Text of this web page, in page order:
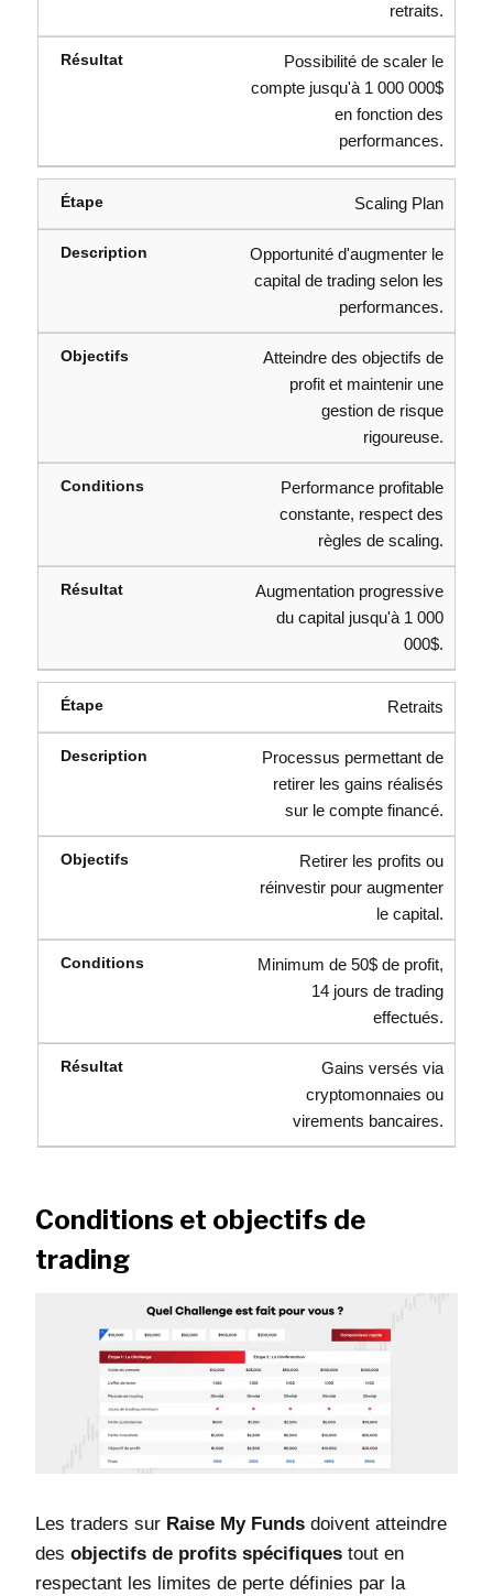
retraits.
Possibilité de scaler le
compte jusqu'à 1 000 000$
en fonction des
performances.
Scaling Plan
Opportunité d'augmenter le
capital de trading selon les
performances.
Atteindre des objectifs de
profit et maintenir une
gestion de risque
rigoureuse.
Performance profitable
constante, respect des
règles de scaling.
Augmentation progressive
du capital jusqu'à 1 000
000$.
Retraits
Processus permettant de
retirer les gains réalisés
sur le compte financé.
Retirer les profits ou
réinvestir pour augmenter
le capital.
Minimum de 50$ de profit,
14 jours de trading
effectués.
Gains versés via
cryptomonnaies ou
virements bancaires.
Conditions et objectifs de
trading
Les traders sur Raise My Funds doivent atteindre
des objectifs de profits spécifiques tout en
respectant les limites de perte définies par la